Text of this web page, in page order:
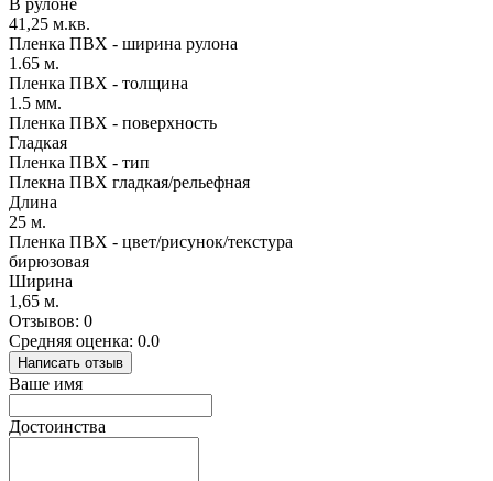
41,25 м.кв.
Пленка ПВХ - ширина рулона
1.65 м.
Пленка ПВХ - толщина
1.5 мм.
Пленка ПВХ - поверхность
Гладкая
Пленка ПВХ - тип
Плекна ПВХ гладкая/рельефная
Длина
25 м.
Пленка ПВХ - цвет/рисунок/текстура
бирюзовая
Ширина
1,65 м.
Отзывов: 0
Средняя оценка: 0.0
Написать отзыв
Ваше имя
Достоинства